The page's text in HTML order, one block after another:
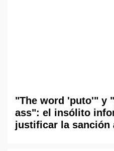
"The word 'puto'" y
ass": el insólito
justificar la sanción